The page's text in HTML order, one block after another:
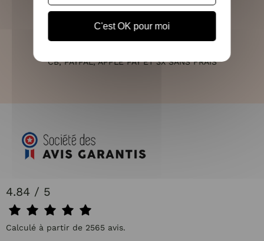
CB, PAYPAL, APPLE PAY ET 3X SANS FRAIS
4.84 / 5
Calculé à partir de 2565 avis.
C'est OK pour moi